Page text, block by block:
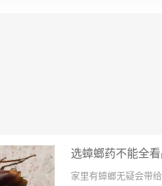
选蟑螂药不能全
家里有蟑螂无疑会带